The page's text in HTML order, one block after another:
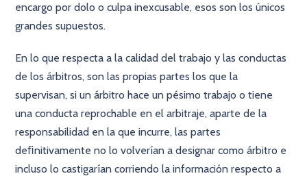
encargo por dolo o culpa inexcusable, esos son los únicos
grandes supuestos.
En lo que respecta a la calidad del trabajo y las conductas
de los árbitros, son las propias partes los que la
supervisan, si un árbitro hace un pésimo trabajo o tiene
una conducta reprochable en el arbitraje, aparte de la
responsabilidad en la que incurre, las partes
deﬁnitivamente no lo volverían a designar como árbitro e
incluso lo castigarían corriendo la información respecto a